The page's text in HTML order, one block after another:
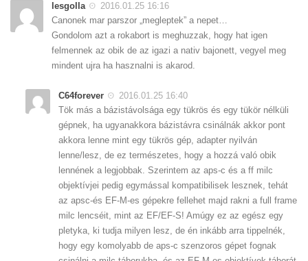
lesgolla
2016.01.25 16:16
Canonek mar parszor „megleptek” a nepet…
Gondolom azt a rokabort is meghuzzak, hogy hat igen
felmennek az obik de az igazi a nativ bajonett, vegyel meg
mindent ujra ha hasznalni is akarod.
C64forever
2016.01.25 16:40
Tök más a bázistávolsága egy tükrös és egy tükör nélküli
gépnek, ha ugyanakkora bázistávra csinálnák akkor pont
akkora lenne mint egy tükrös gép, adapter nyilván
lenne/lesz, de ez természetes, hogy a hozzá való obik
lennének a legjobbak. Szerintem az aps-c és a ff milc
objektívjei pedig egymással kompatibilisek lesznek, tehát
az apsc-és EF-M-es gépekre fellehet majd rakni a full frame
milc lencséit, mint az EF/EF-S! Amúgy ez az egész egy
pletyka, ki tudja milyen lesz, de én inkább arra tippelnék,
hogy egy komolyabb de aps-c szenzoros gépet fognak